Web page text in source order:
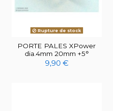
Rupture de stock
PORTE PALES XPower
dia.4mm 20mm +5°
9,90 €